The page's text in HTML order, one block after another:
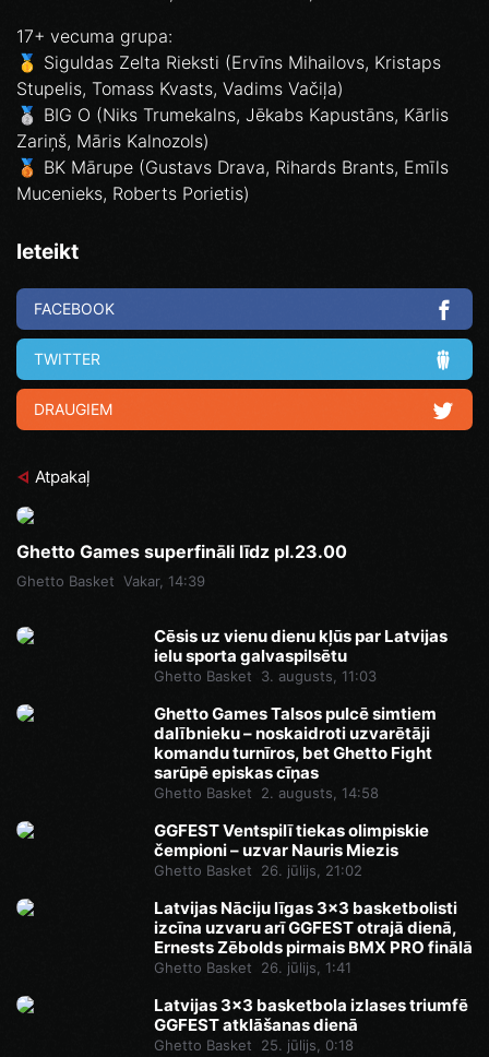
17+ vecuma grupa:
🥇 Siguldas Zelta Rieksti (Ervīns Mihailovs, Kristaps
Stupelis, Tomass Kvasts, Vadims Vačiļa)
🥈 BIG O (Niks Trumekalns, Jēkabs Kapustāns, Kārlis
Zariņš, Māris Kalnozols)
🥉 BK Mārupe (Gustavs Drava, Rihards Brants, Emīls
Mucenieks, Roberts Porietis)
Ieteikt
FACEBOOK
TWITTER
DRAUGIEM
Atpakaļ
Ghetto Games superfināli līdz pl.23.00
Ghetto Basket Vakar, 14:39
Cēsis uz vienu dienu kļūs par Latvijas
ielu sporta galvaspilsētu
Ghetto Basket 3. augusts, 11:03
Ghetto Games Talsos pulcē simtiem
dalībnieku – noskaidroti uzvarētāji
komandu turnīros, bet Ghetto Fight
sarūpē episkas cīņas
Ghetto Basket 2. augusts, 14:58
GGFEST Ventspilī tiekas olimpiskie
čempioni – uzvar Nauris Miezis
Ghetto Basket 26. jūlijs, 21:02
Latvijas Nāciju līgas 3x3 basketbolisti
izcīna uzvaru arī GGFEST otrajā dienā,
Ernests Zēbolds pirmais BMX PRO finālā
Ghetto Basket 26. jūlijs, 1:41
Latvijas 3x3 basketbola izlases triumfē
GGFEST atklāšanas dienā
Ghetto Basket 25. jūlijs, 0:18